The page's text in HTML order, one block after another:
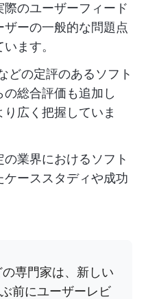
のユーザーフィード
ーの一般的な問題点
ます。
どの定評のあるソフト
総合評価も追加し
広く把握していま
業界におけるソフト
ーススタディや成功
の専門家は、新しい
前にユーザーレビ